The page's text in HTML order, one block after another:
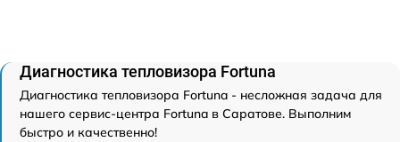
Диагностика тепловизора Fortuna
Диагностика тепловизора Fortuna - несложная задача для
нашего сервис-центра Fortuna в Саратове. Выполним
быстро и качественно!